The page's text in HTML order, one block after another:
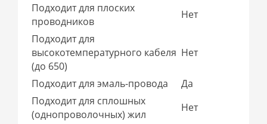
Подходит для плоских
проводников
Нет
Подходит для
высокотемпературного кабеля
(до 650)
Нет
Подходит для эмаль-провода
Да
Подходит для сплошных
(однопроволочных) жил
Нет